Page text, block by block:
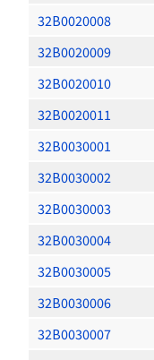
32B0020008
32B0020009
32B0020010
32B0020011
32B0030001
32B0030002
32B0030003
32B0030004
32B0030005
32B0030006
32B0030007